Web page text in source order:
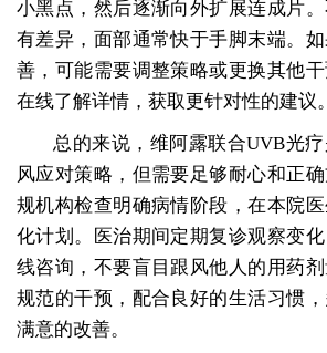
小黑点，然后逐渐向外扩展连成片
有差异，面部通常快于手脚末端。
善，可能需要调整策略或更换其他
在线了解详情，获取更针对性的建议。
总的来说，维阿露联合UVB光
风应对策略，但需要足够耐心和正
规机构检查明确病情阶段，在本院
化计划。医治期间定期复诊观察变
线咨询，不要盲目跟风他人的用药
规范的干预，配合良好的生活习惯
满意的改善。